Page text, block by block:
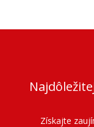
Získajte